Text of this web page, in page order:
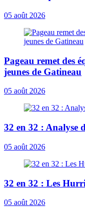
05 août 2026
Pageau remet des
jeunes de Gatineau
05 août 2026
32 en 32 : Analyse
05 août 2026
32 en 32 : Les
05 août 2026